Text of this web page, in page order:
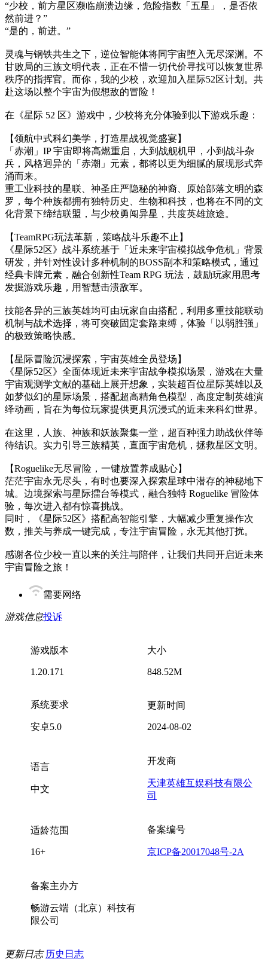
“少校，前方星区濒临崩溃边缘，危险指数「五星」，是否依
然前进？”
“是的，前进。”
灵魂与钢铁共生之下，逆位智能体将同宇宙堕入无尽深渊。不
甘败局的三族文明代表，正在不惜一切代价寻找可以恢复世界
秩序的指挥官。而你，我的少校，欢迎加入星际52区计划。共
赴这场以整个宇宙为假想敌的冒险！
在《星际 52 区》游戏中，少校将充分体验到以下游戏乐趣：
【领航中式科幻美学，打造星战视觉盛宴】
「赤潮」IP 宇宙即将高燃重启，大到战舰机甲，小到战斗杂
兵，风格迥异的「赤潮」元素，都将以更为细腻的展现形式奔
涌而来。
重工业科技的星联、神圣庄严隐秘的神裔、原始部落文明的森
罗，每个种族都拥有独特历史、生物和科技，也将在不同的文
化背景下缔结联盟，与少校勇闯异星，共度英雄旅途。
【TeamRPG玩法革新，策略战斗乐趣不止】
《星际52区》战斗系统基于「近未来宇宙模拟战争危机」背景
研发，并针对性设计多种机制的BOSS副本和策略模式，通过
经典卡牌元素，融合创新性Team RPG 玩法，鼓励玩家用思考
发掘游戏乐趣，用智慧击溃敌军。
技能各异的三族英雄均可由玩家自由搭配，利用多重技能联动
机制与战术选择，将可突破固定套路束缚，体验「以弱胜强」
的极致策略快感。
【星际冒险沉浸探索，宇宙英雄全员登场】
《星际52区》全面体现近未来宇宙战争模拟场景，游戏在大量
宇宙观测学文献的基础上展开想象，实装超百位星际英雄以及
如梦似幻的星际场景，搭配超高精角色模型，高度定制英雄演
绎动画，旨在为每位玩家提供更具沉浸式的近未来科幻世界。
在这里，人族、神族和妖族聚集一堂，超百种强力助战伙伴等
待结识。实力引导三族精英，直面宇宙危机，拯救星区文明。
【Roguelike无尽冒险，一键放置养成贴心】
茫茫宇宙永无尽头，有时也要深入探索星球中潜存的神秘地下
城。边境探索与星际擂台等模式，融合独特 Roguelike 冒险体
验，每次进入都有惊喜挑战。
同时，《星际52区》搭配高智能引擎，大幅减少重复操作次
数，推关与养成一键完成，专注宇宙冒险，永无其他打扰。
感谢各位少校一直以来的关注与陪伴，让我们共同开启近未来
宇宙冒险之旅！
需要网络
游戏信息投诉
游戏版本
1.20.171
大小
848.52M
系统要求
安卓5.0
更新时间
2024-08-02
语言
中文
开发商
天津英雄互娱科技有限公
司
适龄范围
16+
备案编号
京ICP备20017048号-2A
备案主办方
畅游云端（北京）科技有
限公司
更新日志 历史日志